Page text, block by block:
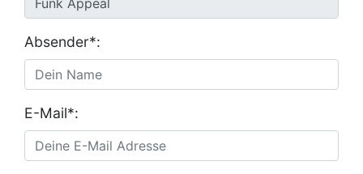
Absender*:
E-Mail*: